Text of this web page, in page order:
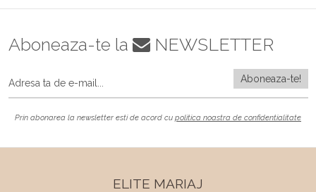
Aboneaza-te la NEWSLETTER
Prin abonarea la newsletter esti de acord cu politica noastra de confidentialitate
ELITE MARIAJ